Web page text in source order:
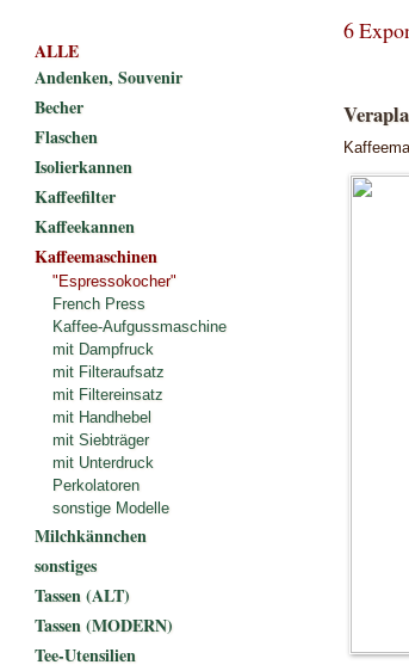
6
ALLE
Andenken, Souvenir
Becher
Flaschen
Isolierkannen
Kaffeefilter
Kaffeekannen
Kaffeemaschinen
"Espressokocher"
French Press
Kaffee-Aufgussmaschine
mit Dampfruck
mit Filteraufsatz
mit Filtereinsatz
mit Handhebel
mit Siebträger
mit Unterdruck
Perkolatoren
sonstige Modelle
Milchkännchen
sonstiges
Tassen (ALT)
Tassen (MODERN)
Tee-Utensilien